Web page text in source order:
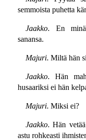
semmoista puhetta
Jaakko. En
sanansa.
Majuri. Miltä hän
Jaakko. Hän
husaariksi ei hän
Majuri. Miksi ei?
Jaakko. Hän
astu rohkeasti